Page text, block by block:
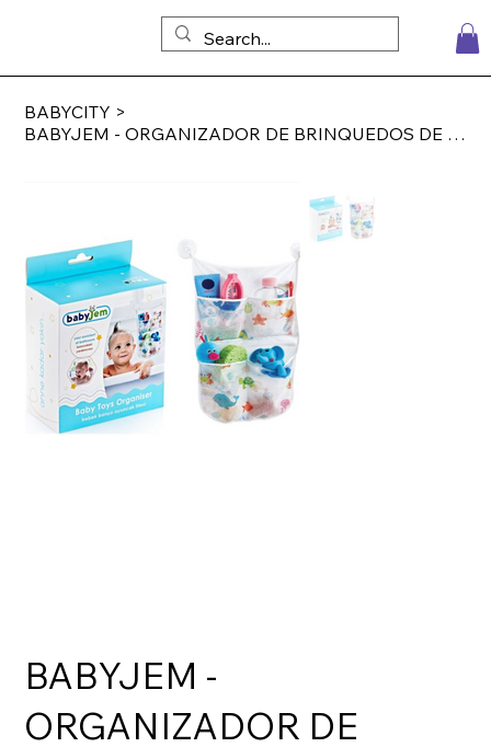
BABYCITY >
BABYJEM - ORGANIZADOR DE BRINQUEDOS DE BANHO
BABYJEM -
ORGANIZADOR DE